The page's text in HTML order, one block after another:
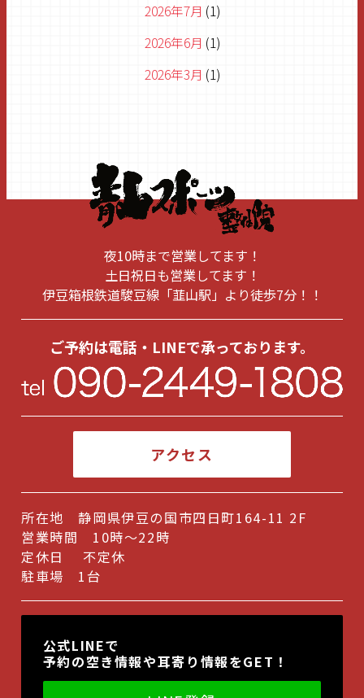
2026年7月 (1)
2026年6月 (1)
2026年3月 (1)
2025年8月
2025年6月(2)
2025年1月(1)
2024年10月(1)
2024年6月(1)
2024年5月(1)
2024年2月(1)
2023年9月(1)
2022年11月(1)
2022年9月(1)
夜10時まで営業してます！
土日祝日も営業してます！
伊豆箱根鉄道駿豆線「韮山駅」より徒歩7分！！
ご予約は電話・LINEで承っております。
アクセス
所在地 静岡県伊豆の国市四日町164-11 2F
営業時間 10時～22時
定休日 不定休
駐車場 1台
公式LINEで
予約の空き情報や耳寄り情報をGET！